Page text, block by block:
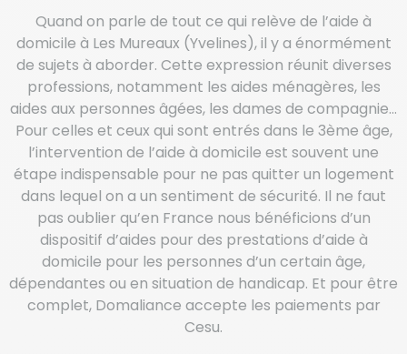
Quand on parle de tout ce qui relève de l’aide à
domicile à Les Mureaux (Yvelines), il y a énormément
de sujets à aborder. Cette expression réunit diverses
professions, notamment les aides ménagères, les
aides aux personnes âgées, les dames de compagnie…
Pour celles et ceux qui sont entrés dans le 3ème âge,
l’intervention de l’aide à domicile est souvent une
étape indispensable pour ne pas quitter un logement
dans lequel on a un sentiment de sécurité. Il ne faut
pas oublier qu’en France nous bénéficions d’un
dispositif d’aides pour des prestations d’aide à
domicile pour les personnes d’un certain âge,
dépendantes ou en situation de handicap. Et pour être
complet, Domaliance accepte les paiements par
Cesu.